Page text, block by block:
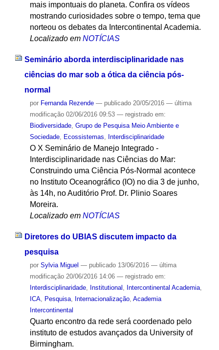
mais impontuais do planeta. Confira os vídeos
mostrando curiosidades sobre o tempo, tema que
norteou os debates da Intercontinental Academia.
Localizado em NOTÍCIAS
Seminário aborda interdisciplinaridade nas
ciências do mar sob a ótica da ciência pós-
normal
por Fernanda Rezende — publicado20/05/2016 — última
modificação02/06/2016 09:53 — registrado em:
Biodiversidade, Grupo de Pesquisa Meio Ambiente e
Sociedade, Ecossistemas Interdisciplinaridade
O X Seminário de Manejo Integrado -
Interdisciplinaridade nas Ciências do Mar:
Construindo uma Ciência Pós-Normal acontece
no Instituto Oceanográfico (IO) no dia 3 de junho,
às 14h, no Auditório Prof. Dr. Plinio Soares
Moreira.
Localizado em NOTÍCIAS
Diretores do UBIAS discutem impacto da
pesquisa
por Sylvia Miguel — publicado13/06/2016 — última
modificação20/06/2016 14:06 — registrado em:
Interdisciplinaridade, Institutional Intercontinental Academia,
ICA, Pesquisa, Internacionalização, Academia
Intercontinental
Quarto encontro da rede será coordenado pelo
instituto de estudos avançados da University of
Birmingham.